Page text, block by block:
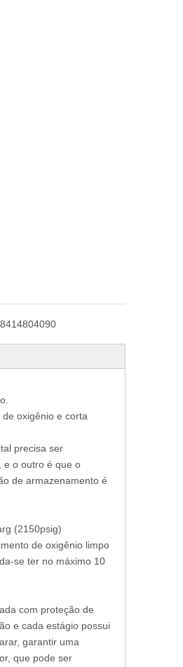
8414804090
oxigênio e corta
precisa ser
e o outro é que o
de armazenamento é
(2150psig)
de oxigênio limpo
se ter no máximo 10
com proteção de
e cada estágio possui
garantir uma
que pode ser